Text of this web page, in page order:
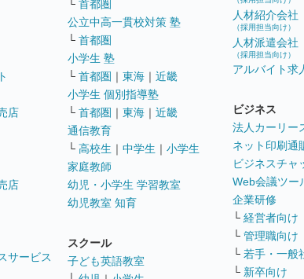
店
店
サービス
└ 首都圏
公立中高一貫校対策 塾
└ 首都圏
小学生 塾
└ 首都圏 ｜ 東海 ｜ 近畿
小学生 個別指導塾
└ 首都圏 ｜ 東海 ｜ 近畿
通信教育
└ 高校生 ｜ 中学生 ｜ 小学生
家庭教師
幼児・小学生 学習教室
幼児教室 知育
スクール
子ども英語教室
人材紹介会社
（採用担当向け）
人材派遣会社
（採用担当向け）
アルバイト求
ビジネス
法人カーリー
ネット印刷通
ビジネスチャ
Web会議ツー
企業研修
└ 経営者向け
└ 管理職向け
└ 若手・一般
└ 新卒向け